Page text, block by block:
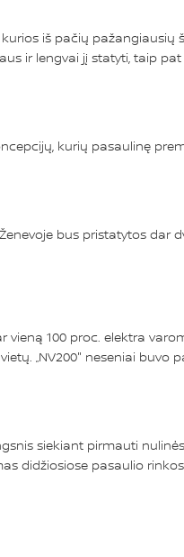
iš pačių
ir lengvai jį statyti, taip
kurių pasaulinę
bus pristatytos dar
vieną 100 proc. elektra
vietų. „NV200" neseniai
siekiant pirmauti
didžiosiose pasaulio